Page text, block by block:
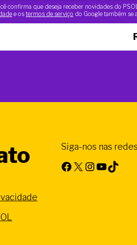
confirma que deseja receber novidades do
e os termos de serviço do Google também se
Siga-nos nas
Facebook X Instagram Youtube TikTok